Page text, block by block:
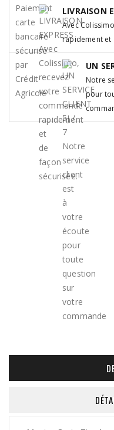
LIVRAISON
Avec
rapidement et
UN
Notre
pour